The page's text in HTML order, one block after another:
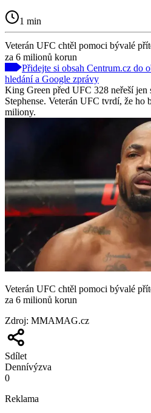
1 min
Veterán UFC chtěl pomoci bývalé
za 6 milionů korun
Přidejte si obsah Centrum.cz do
hledání a Google zprávy
King Green před UFC 328 neřeší jen
Stephense. Veterán UFC tvrdí, že
miliony.
Veterán UFC chtěl pomoci bývalé
za 6 milionů korun
Zdroj: MMAMAG.cz
Sdílet
Dennívýzva
0
Reklama